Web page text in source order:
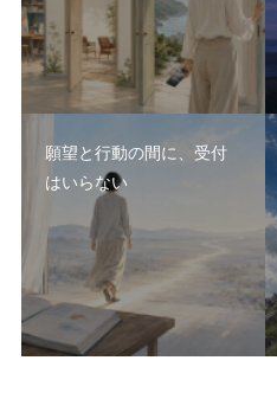
願望と行動の間に、受付
はいらない